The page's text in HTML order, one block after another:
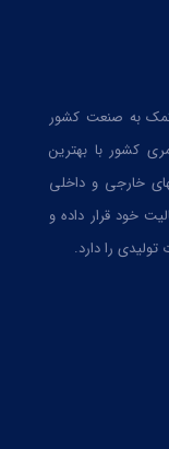
در سال ۱۳۹۱ با هدف کمک به صنعت کشور
کشور با بهترین
خارجی و داخلی
خود قرار داده و
را دارد.